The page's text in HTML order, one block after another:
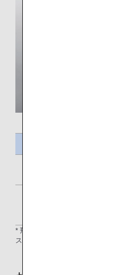
* 飛行時間の長さにより、２食目の
スナックを提供する路線がございま